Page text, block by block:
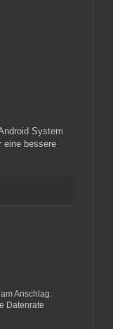
System
eine bessere
Anschlag.
Datenrate